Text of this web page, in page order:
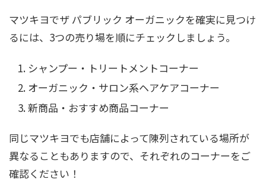
マツキヨでザ パブリック オーガニックを確実に見つけ
るには、3つの売り場を順にチェックしましょう。
シャンプー・トリートメントコーナー
オーガニック・サロン系ヘアケアコーナー
新商品・おすすめ商品コーナー
同じマツキヨでも店舗によって陳列されている場所が
異なることもありますので、それぞれのコーナーをご
確認ください！